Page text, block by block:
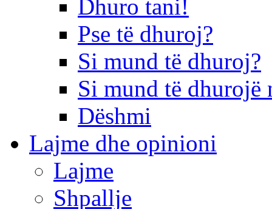
Dhuro tani!
Pse të dhuroj?
Si mund të dhuroj?
Si mund të dhurojë
Dëshmi
Lajme dhe opinioni
Lajme
Shpallje